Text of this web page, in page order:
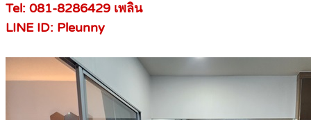
Tel: 081-8286429 เพลิน
LINE ID: Pleunny